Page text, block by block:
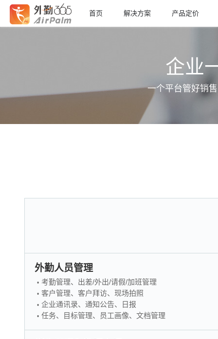
首页 解决方案 产品定价
企业
一个平台管好销
外勤人员管理
考勤管理、出差/外出/请假/加班管理
客户管理、客户拜访、现场拍照
企业通讯录、通知公告、日报
任务、目标管理、员工画像、文档管理